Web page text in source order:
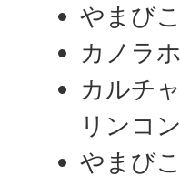
やまび
カノラ
カルチ
リンコ
やまび